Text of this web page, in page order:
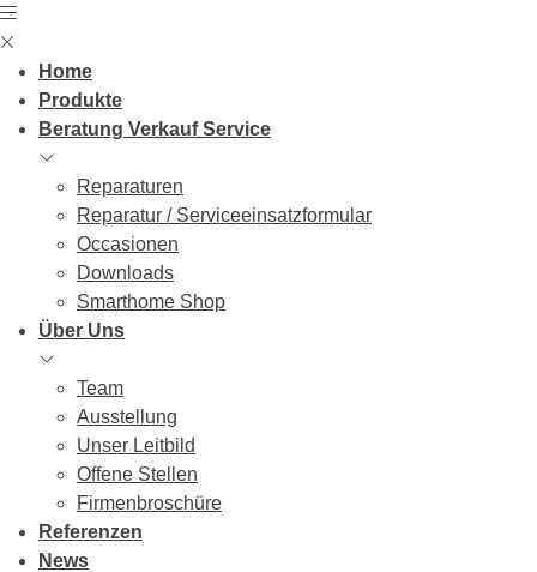
Skip
to
contentHome
Produkte
Beratung Verkauf Service
Reparaturen
Reparatur / Serviceeinsatzformular
Occasionen
Downloads
Smarthome Shop
Über Uns
Team
Ausstellung
Unser Leitbild
Offene Stellen
Firmenbroschüre
Referenzen
News